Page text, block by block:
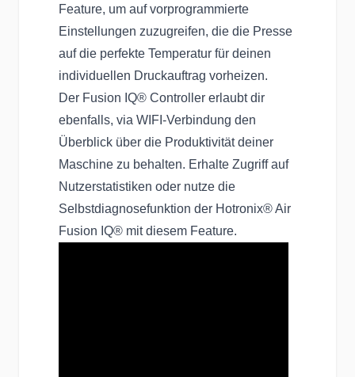
Feature, um auf vorprogrammierte
Einstellungen zuzugreifen, die die Presse
auf die perfekte Temperatur für deinen
individuellen Druckauftrag vorheizen.
Der Fusion IQ® Controller erlaubt dir
ebenfalls, via WIFI-Verbindung den
Überblick über die Produktivität deiner
Maschine zu behalten. Erhalte Zugriff auf
Nutzerstatistiken oder nutze die
Selbstdiagnosefunktion der Hotronix® Air
Fusion IQ® mit diesem Feature.